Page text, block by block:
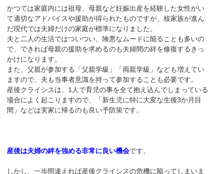
かつては家庭内には祖母、母親など妊娠出産を経験した女性がい
て適切なアドバイスや援助が得られたものですが、核家族が進ん
だ現代では夫婦だけの家庭が標準になりました。
夫と二人の生活ではついつい、険悪なムードに陥ることも多いの
で、できれば母親の援助を求めるのも夫婦間の絆を修復するきっ
かけになります。
また、父親が参加する「父親学級」「両親学級」なども増えてい
ますので、夫も当事者意識を持って参加することも必要です。
産後クライシスは、1人で育児の事を全て抱え込んでしまっている
場合によく起こりますので、「新生児に特に大変な生後3か月目
間」などは実家に帰るのも良い予防策です。
産後は夫婦の絆を強める非常に良い機会です。
しかし、一歩間違えれば産後クライシスの危機に陥ってしまいま